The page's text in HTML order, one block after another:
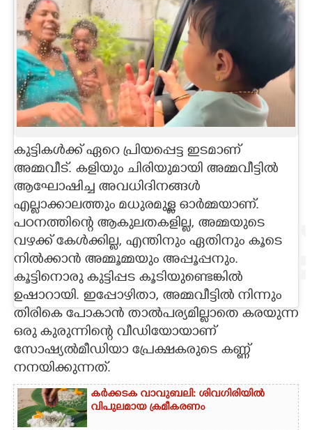
INFO+
ART
ASTRO
CARTOONS
LITERATURE
CONTACT US
കുട്ടികൾക്ക് ഏറെ പ്രിയപ്പെട്ട ഇടമാണ്
അമ്മവീട്. കളിയും ചിരിയുമായി അമ്മവീട്ടിൽ
ആഘോഷിച്ച അവധിദിനങ്ങൾ
എല്ലാക്കാലത്തും മധുരമുള്ള ഓർമ്മയാണ്.
പഠനത്തിന്റെ ആകുലതകളില്ല, അമ്മയുടെ
വഴക്ക് കേൾക്കില്ല, എന്തിനും ഏതിനും കൂടെ
നിൽക്കാൻ അമ്മൂമ്മയും അപ്പൂപ്പനും.
കൂട്ടിനൊരു കുട്ടിപ്പട കൂടിയുണ്ടെങ്കിൽ
ഉഷാറായി. ഇപ്പോഴിതാ, അമ്മവീട്ടിൽ നിന്നും
തിരികെ പോകാൻ താൽപര്യമില്ലാതെ കരയുന്ന
ഒരു കുരുന്നിന്റെ വീഡിയോയാണ്
സോഷ്യൽമീഡിയാ പ്രേക്ഷകരുടെ കണ്ണ്
നനയിക്കുന്നത്. ‌
കർക്കടക വാവുബലി: ശിവഗിരിയിൽ
വിപുലമായ ക്രമീകരണം